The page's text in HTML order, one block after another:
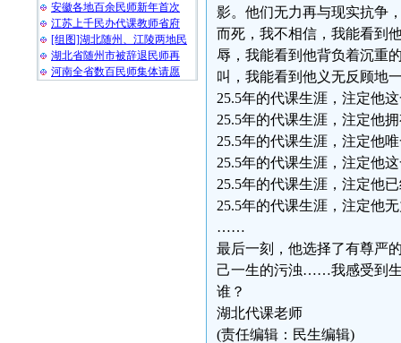
安徽各地百余民师新年首次
江苏上千民办代课教师省府
[组图]湖北随州、江陵两地民
湖北省随州市被辞退民师再
河南全省数百民师集体请愿
影。他们无力再与现实抗争
而死，我不相信，我能看到
辱，我能看到他背负着沉重
叫，我能看到他义无反顾
25.5年的代课生涯，注定他
25.5年的代课生涯，注定他
25.5年的代课生涯，注定他
25.5年的代课生涯，注定他
25.5年的代课生涯，注定他
25.5年的代课生涯，注定他
……
最后一刻，他选择了有尊严
己一生的污浊……我感受到生
谁？
湖北代课老师
(责任编辑：民生编辑)